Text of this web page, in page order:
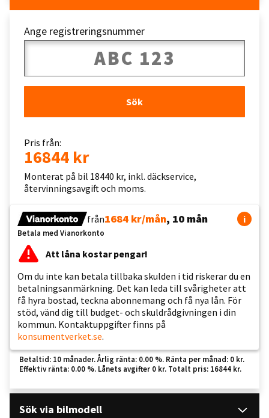
Ange registreringsnummer
Sök
Pris från:
16844 kr
Monterat på bil 18440 kr, inkl. däckservice,
återvinningsavgift och moms.
från1684 kr/mån, 10 mån i
Betala med Vianorkonto
Att låna kostar pengar!
Om du inte kan betala tillbaka skulden i tid riskerar du en
betalningsanmärkning. Det kan leda till svårigheter att
få hyra bostad, teckna abonnemang och få nya lån. För
stöd, vänd dig till budget- och skuldrådgivningen i din
kommun. Kontaktuppgifter finns på
konsumentverket.se.
Betaltid: 10 månader. Årlig ränta: 0.00 %. Ränta per månad: 0 kr.
Effektiv ränta: 0.00 %. Lånets avgifter 0 kr. Totalt pris: 16844 kr.
Sök via bilmodell